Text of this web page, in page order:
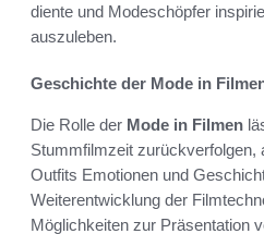
diente und Modeschöpfer
auszuleben.
Geschichte der Mode in
Die Rolle der Mode in Filmen
Stummfilmzeit zurückverfolgen,
Outfits Emotionen und
Weiterentwicklung der
Möglichkeiten zur Präsentation